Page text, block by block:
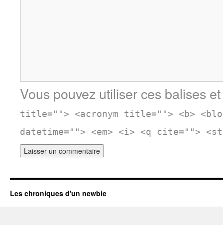
Vous pouvez utiliser ces balises
title=""> <acronym title=""> <b>
datetime=""> <em> <i> <q cite="">
Les chroniques d'un newbie